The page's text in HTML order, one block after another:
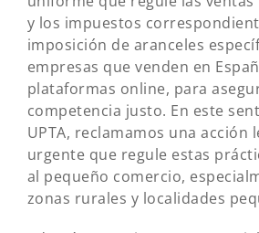
y los impuestos
imposición de aranceles
empresas que venden en
plataformas online, para
competencia justo. En este
UPTA, reclamamos una acción
urgente que regule estas
al pequeño comercio,
zonas rurales y localidades